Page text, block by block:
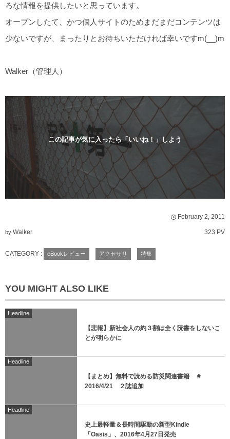
ろな情報を提供したいと思っています。
オープンしたて、かつ個人サイトのためまだまだコンテンツは
少ないですが、まったりとお待ちいただければ幸いですm(__)m
Walker（管理人）
この記事が気に入ったら「いいね！」しよう
February 2, 2011
by Walker 323 PV
CATEGORY : eBookレビュー アクセサリ 特集
YOU MIGHT ALSO LIKE
Headline
【悲報】新社会人の約３割は全く読書をしないこ
とが明らかに
Headline
【まとめ】無料で読める防災関連書籍 ＃
2016/4/21 ２誌追加
Headline
史上最軽量＆長時間駆動の新型Kindle
「Oasis」、2016年4月27日発売